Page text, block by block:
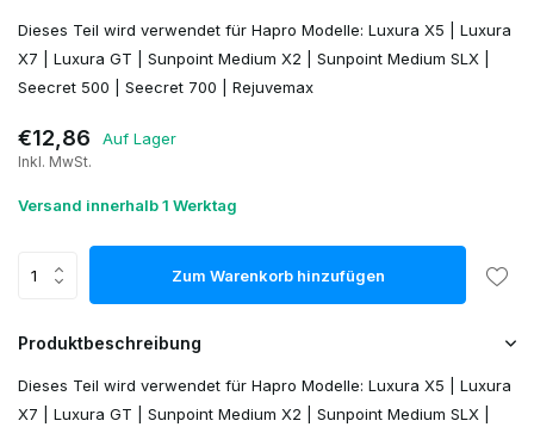
Dieses Teil wird verwendet für Hapro Modelle: Luxura X5 | Luxura
X7 | Luxura GT | Sunpoint Medium X2 | Sunpoint Medium SLX |
Seecret 500 | Seecret 700 | Rejuvemax
€12,86 Auf Lager
Inkl. MwSt.
Versand innerhalb 1 Werktag
Zum Warenkorb hinzufügen
Produktbeschreibung
Dieses Teil wird verwendet für Hapro Modelle: Luxura X5 | Luxura
X7 | Luxura GT | Sunpoint Medium X2 | Sunpoint Medium SLX |